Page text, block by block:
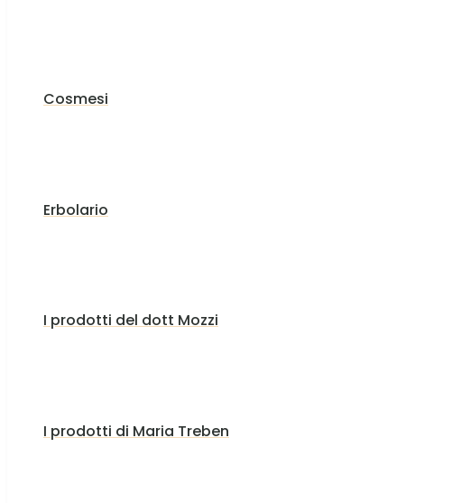
Cosmesi
Erbolario
I prodotti del dott Mozzi
I prodotti di Maria Treben